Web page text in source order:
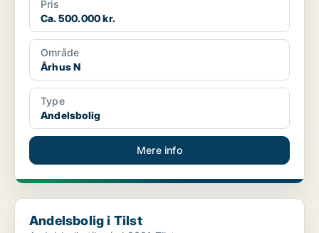
Pris
Ca. 500.000 kr.
Område
Århus N
Type
Andelsbolig
Mere info
Andelsbolig i Tilst
Andelsbolig i Tilst